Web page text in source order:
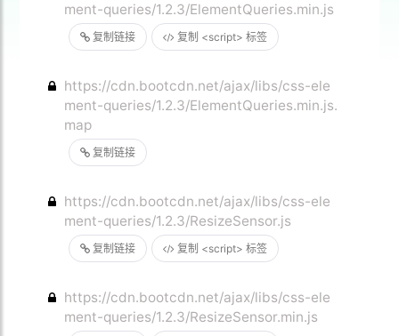
复制链接 复制 <script> 标签
ment-queries/1.2.3/ElementQueries.min.js
复制链接
https://cdn.bootcdn.net/ajax/libs/css-ele
ment-queries/1.2.3/ElementQueries.min.js.
map
复制链接 复制 <script> 标签
https://cdn.bootcdn.net/ajax/libs/css-ele
ment-queries/1.2.3/ResizeSensor.js
https://cdn.bootcdn.net/ajax/libs/css-ele
ment-queries/1.2.3/ResizeSensor.min.js